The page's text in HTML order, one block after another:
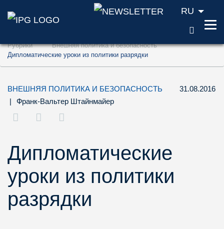
Перейти к содержанию (ключ доступа
Перейти к поиску (ключ доступа '2')
RU
Рубрики
Внешняя политика и безопасность
Дипломатические уроки из политики разрядки
ВНЕШНЯЯ ПОЛИТИКА И БЕЗОПАСНОСТЬ
31.08.2016
|
Франк-Вальтер Штайнмайер
Дипломатические
уроки из политики
разрядки